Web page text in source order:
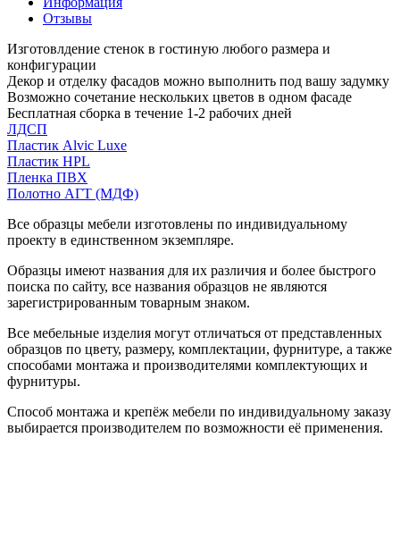
Отзывы
Изготовлдение стенок в гостиную любого размера и
конфигурации
Декор и отделку фасадов можно выполнить под вашу задумку
Возможно сочетание нескольких цветов в одном фасаде
Бесплатная сборка в течение 1-2 рабочих дней
ЛДСП
Пластик Alvic Luxe
Пластик HPL
Пленка ПВХ
Полотно АГТ (МДФ)
Все образцы мебели изготовлены по индивидуальному
проекту в единственном экземпляре.
Образцы имеют названия для их различия и более быстрого
поиска по сайту, все названия образцов не являются
зарегистрированным товарным знаком.
Все мебельные изделия могут отличаться от представленных
образцов по цвету, размеру, комплектации, фурнитуре, а также
способами монтажа и производителями комплектующих и
фурнитуры.
Способ монтажа и крепёж мебели по индивидуальному заказу
выбирается производителем по возможности её применения.